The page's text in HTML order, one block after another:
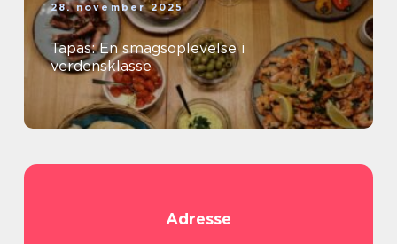
28. november 2025
Tapas: En smagsoplevelse i
verdensklasse
Adresse